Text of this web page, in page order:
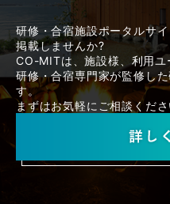
研修・合宿施設ポータルサイ
掲載しませんか?
CO-MITは、施設様、利用ユ
研修・合宿専門家が監修し
す。
まずはお気軽にご相談くださ